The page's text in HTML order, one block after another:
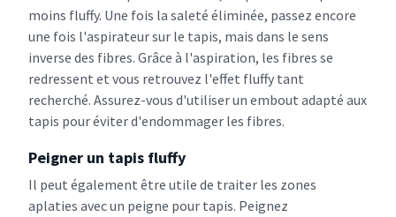
moins fluffy. Une fois la saleté éliminée, passez encore
une fois l'aspirateur sur le tapis, mais dans le sens
inverse des fibres. Grâce à l'aspiration, les fibres se
redressent et vous retrouvez l'effet fluffy tant
recherché. Assurez-vous d'utiliser un embout adapté aux
tapis pour éviter d'endommager les fibres.
Peigner un tapis fluffy
Il peut également être utile de traiter les zones
aplaties avec un peigne pour tapis. Peignez